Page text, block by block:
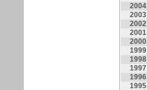
2004
2003
2002
2001
2000
1999
1998
1997
1996
1995